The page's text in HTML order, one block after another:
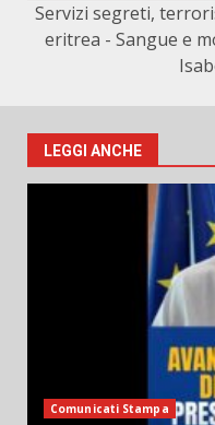
Servizi segreti,
eritrea - Sangue e
LEGGI ANCHE
Comunicati Stampa